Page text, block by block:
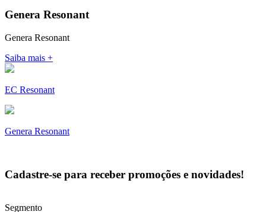
Genera Resonant
Genera Resonant
Saiba mais +
EC Resonant
Genera Resonant
Cadastre-se para receber promoções e novidades!
Segmento